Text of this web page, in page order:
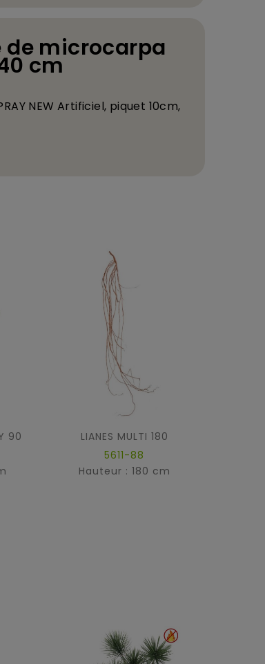
de microcarpa
cm
NEW Artificiel, piquet 10cm,
90
LIANES MULTI 180
5611-88
Hauteur : 180 cm